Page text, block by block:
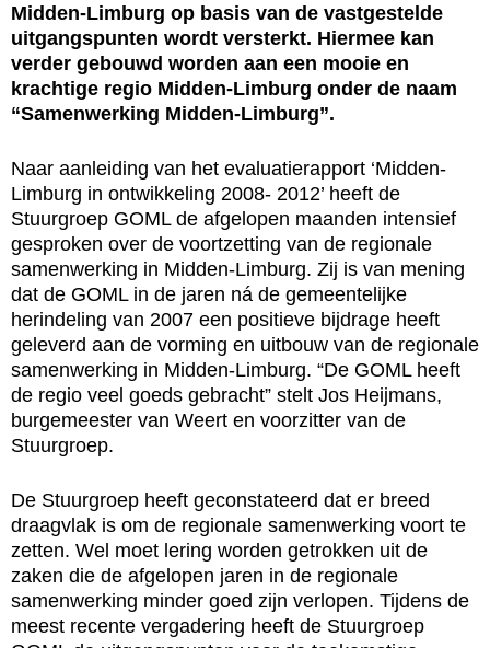
Midden-Limburg op basis van de vastgestelde
uitgangspunten wordt versterkt. Hiermee kan
verder gebouwd worden aan een mooie en
krachtige regio Midden-Limburg onder de naam
“Samenwerking Midden-Limburg”.
Naar aanleiding van het evaluatierapport ‘Midden-
Limburg in ontwikkeling 2008- 2012’ heeft de
Stuurgroep GOML de afgelopen maanden intensief
gesproken over de voortzetting van de regionale
samenwerking in Midden-Limburg. Zij is van mening
dat de GOML in de jaren ná de gemeentelijke
herindeling van 2007 een positieve bijdrage heeft
geleverd aan de vorming en uitbouw van de regionale
samenwerking in Midden-Limburg. “De GOML heeft
de regio veel goeds gebracht” stelt Jos Heijmans,
burgemeester van Weert en voorzitter van de
Stuurgroep.
De Stuurgroep heeft geconstateerd dat er breed
draagvlak is om de regionale samenwerking voort te
zetten. Wel moet lering worden getrokken uit de
zaken die de afgelopen jaren in de regionale
samenwerking minder goed zijn verlopen. Tijdens de
meest recente vergadering heeft de Stuurgroep